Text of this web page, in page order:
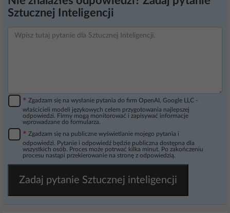
Sztucznej Inteligencji
* Zgadzam się na wysłanie pytania do firm OpenAI, Google LLC -
właścicieli modeli językowych celem przygotowania najlepszej
odpowiedzi. Firmy mogą monitorować i zapisywać informacje
wprowadzane do formularza.
* Zgadzam się na publiczne wyświetlanie mojego pytania i
odpowiedzi. Pytanie i odpowiedź będzie publiczna dostępna dla
wszystkich osób. Proces może potrwać kilka minut. Po zakończeniu
procesu nastąpi przekierowanie na stronę z odpowiedzią.
Zadaj pytanie Sztucznej inteligencji